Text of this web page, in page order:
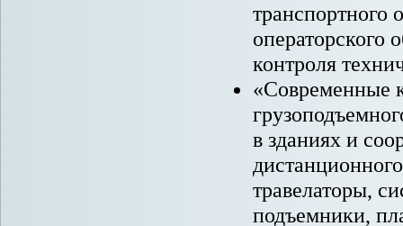
транспортного
операторского
контроля
«Современные
в зданиях и
травелаторы,
подъемники,